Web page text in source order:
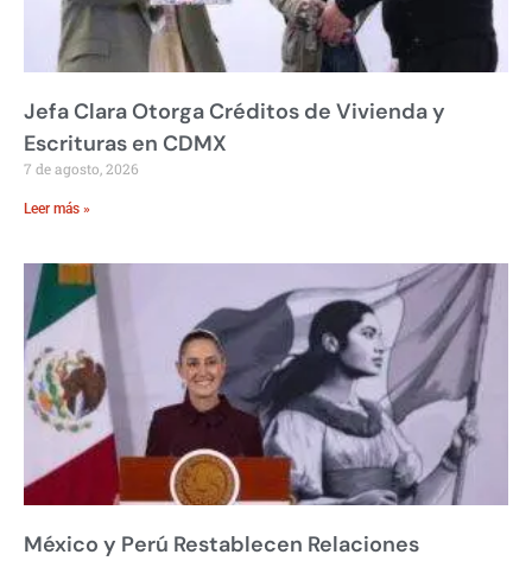
Jefa Clara Otorga Créditos de Vivienda y
Escrituras en CDMX
7 de agosto, 2026
Leer más »
México y Perú Restablecen Relaciones